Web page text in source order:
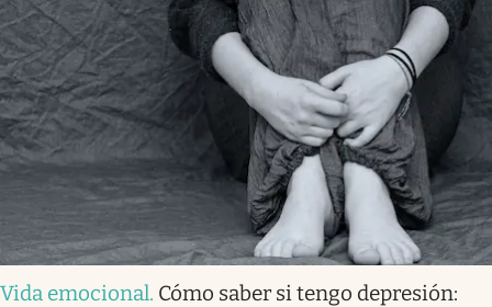
Vida emocional. Cómo saber si tengo depresión: